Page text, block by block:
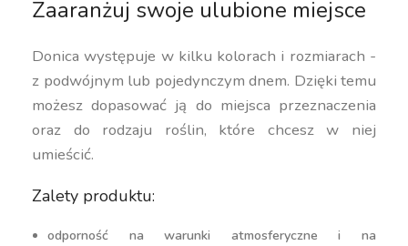
Zaaranżuj swoje ulubione miejsce
Donica występuje w kilku kolorach i rozmiarach -
z podwójnym lub pojedynczym dnem. Dzięki temu
możesz dopasować ją do miejsca przeznaczenia
oraz do rodzaju roślin, które chcesz w niej
umieścić.
Zalety produktu:
odporność na warunki atmosferyczne i na